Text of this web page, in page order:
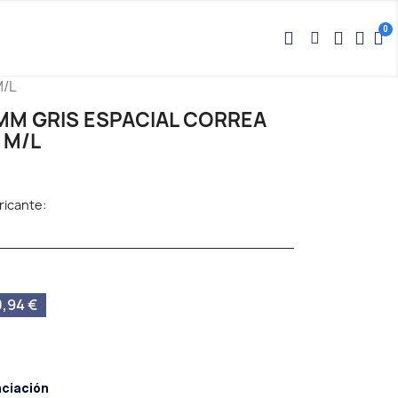
L
GRIS ESPACIAL CORREA
M/L
€